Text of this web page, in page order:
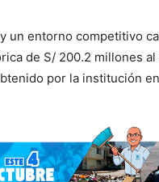
un entorno competitivo
de S/ 200.2 millones
por la institución